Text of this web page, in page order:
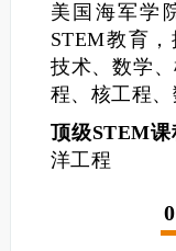
美国海军学
STEM教育
技术、数学
程、核工程、
顶级STEM课
洋工程